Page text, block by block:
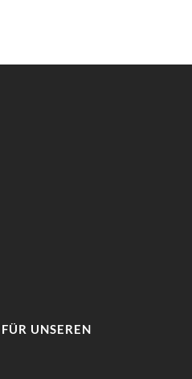
UNSEREN